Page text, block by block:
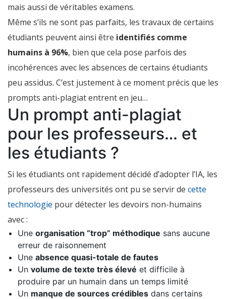
mais aussi de véritables examens.
Même s’ils ne sont pas parfaits, les travaux de certains
étudiants peuvent ainsi être identifiés comme
humains à 96%, bien que cela pose parfois des
incohérences avec les absences de certains étudiants
peu assidus. C’est justement à ce moment précis que les
prompts anti-plagiat entrent en jeu…
Un prompt anti-plagiat
pour les professeurs… et
les étudiants ?
Si les étudiants ont rapidement décidé d’adopter l’IA, les
professeurs des universités ont pu se servir de cette
technologie pour détecter les devoirs non-humains
avec :
Une organisation “trop” méthodique sans aucune
erreur de raisonnement
Une absence quasi-totale de fautes
Un volume de texte très élevé et difficile à
produire par un humain dans un temps limité
Un manque de sources crédibles dans certains